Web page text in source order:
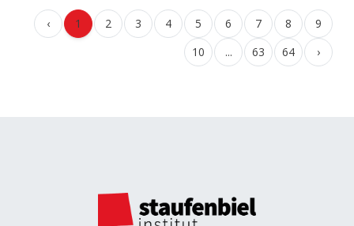
‹ 1 2 3 4 5 6 7 8
9
10
... 63 64 ›